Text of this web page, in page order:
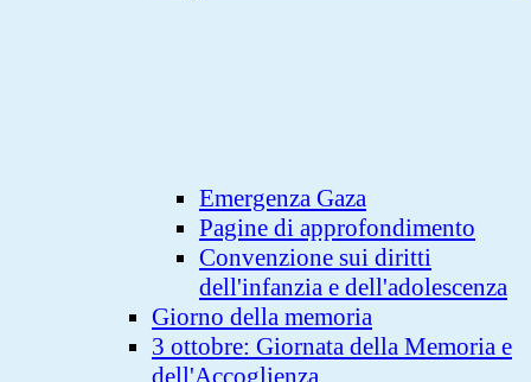
Emergenza Gaza
Pagine di approfondimento
Convenzione sui diritti
dell'infanzia e dell'adolescenza
Giorno della memoria
3 ottobre: Giornata della Memoria e